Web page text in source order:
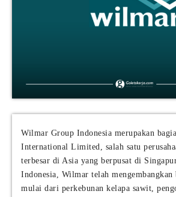
Wilmar Group Indonesia merupakan
International Limited, salah satu
terbesar di Asia yang berpusat di
Indonesia, Wilmar telah
mulai dari perkebunan kelapa sawit,